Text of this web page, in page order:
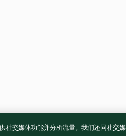
社交媒体功能并分析流量。我们还同社交媒